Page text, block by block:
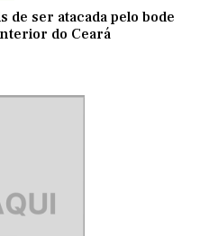
de ser atacada pelo bode
do Ceará